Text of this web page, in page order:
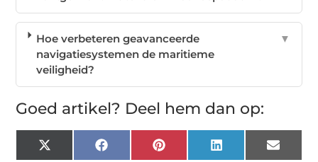
Hoe verbeteren geavanceerde
navigatiesystemen de maritieme
veiligheid?
▼
Goed artikel? Deel hem dan op:
X FacebookPinterest LinkedIn Email